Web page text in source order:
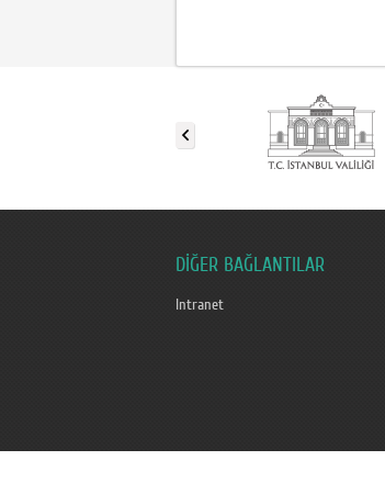
DİĞER BAĞLANTILAR
Intranet